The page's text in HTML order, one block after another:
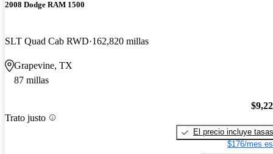
2008 Dodge RAM 1500
SLT Quad Cab RWD 162,820 millas
Grapevine, TX
87 millas
Trato justo
El precio incluye tasas
$176/mes